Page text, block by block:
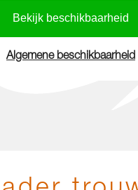
Algemene beschikbaarheid